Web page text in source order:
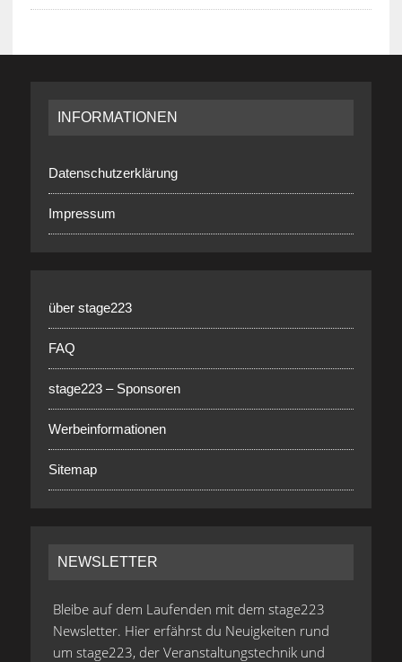
INFORMATIONEN
Datenschutzerklärung
Impressum
über stage223
FAQ
stage223 – Sponsoren
Werbeinformationen
Sitemap
NEWSLETTER
Bleibe auf dem Laufenden mit dem stage223
Newsletter. Hier erfährst du Neuigkeiten rund
um stage223, der Veranstaltungstechnik und